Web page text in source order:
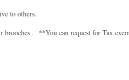
to others.
brooches . **You can request for Tax